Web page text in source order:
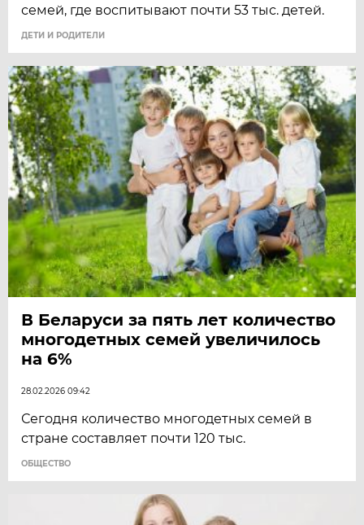
семей, где воспитывают почти 53 тыс. детей.
ДЕТИ И РОДИТЕЛИ
В Беларуси за пять лет количество
многодетных семей увеличилось
на 6%
28.02.2026 09:42
Сегодня количество многодетных семей в
стране составляет почти 120 тыс.
ОБЩЕСТВО